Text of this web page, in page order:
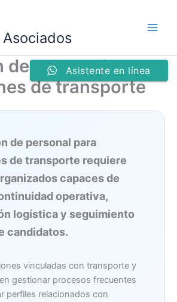
de personal para
de transporte
de personal para
de transporte requiere
capaces de
operativa,
logística y seguimiento
candidatos.
vinculadas con transporte y
gestionar procesos frecuentes
perfiles relacionados con
Asistente en línea